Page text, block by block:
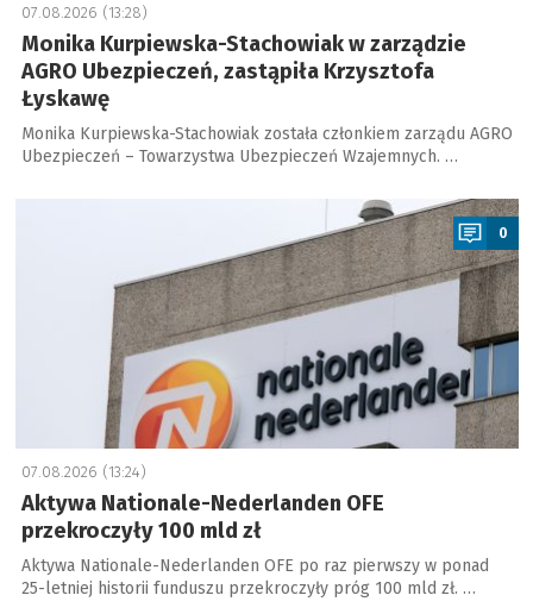
07.08.2026 (13:28)
Monika Kurpiewska-Stachowiak w zarządzie
AGRO Ubezpieczeń, zastąpiła Krzysztofa
Łyskawę
Monika Kurpiewska-Stachowiak została członkiem zarządu AGRO
Ubezpieczeń – Towarzystwa Ubezpieczeń Wzajemnych. …
0
07.08.2026 (13:24)
Aktywa Nationale-Nederlanden OFE
przekroczyły 100 mld zł
Aktywa Nationale-Nederlanden OFE po raz pierwszy w ponad
25-letniej historii funduszu przekroczyły próg 100 mld zł. …